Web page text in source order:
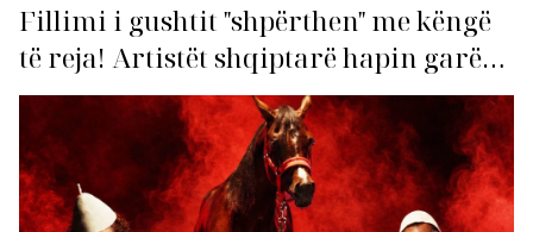
Fillimi i gushtit "shpërthen" me këngë
të reja! Artistët shqiptarë hapin garën
për hitin e verës!